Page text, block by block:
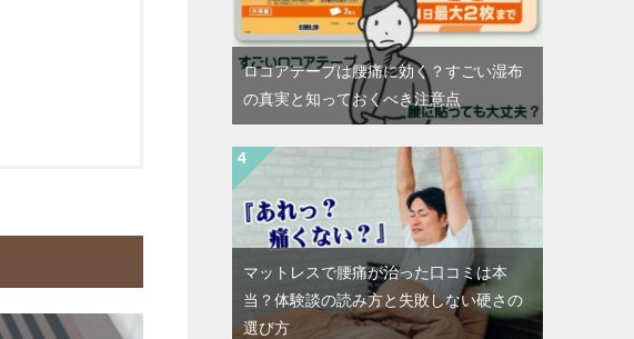
ロコアテープは腰痛に効く？すごい湿布
の真実と知っておくべき注意点
マットレスで腰痛が治った口コミは本
当？体験談の読み方と失敗しない硬さの
選び方